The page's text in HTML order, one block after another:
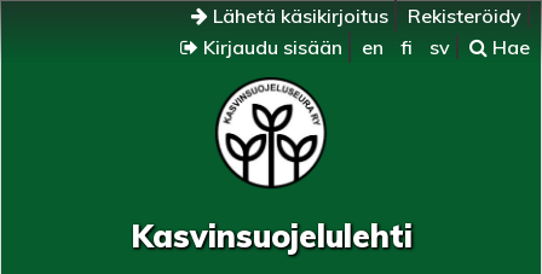
Lähetä käsikirjoitus
Rekisteröidy
Kirjaudu sisään
en fi sv Hae
Kasvinsuojelulehti